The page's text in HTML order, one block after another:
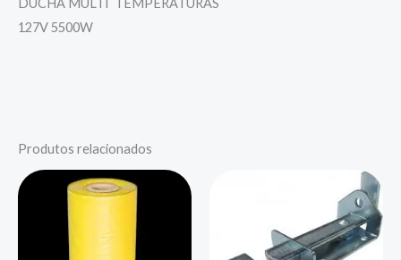
127V 5500W
Produtos relacionados